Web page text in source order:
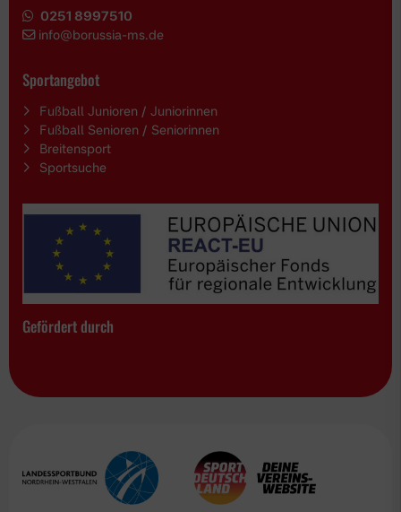
0251 8997510
info@borussia-ms.de
Sportangebot
Fußball Junioren / Juniorinnen
Fußball Senioren / Seniorinnen
Breitensport
Sportsuche
Gefördert durch